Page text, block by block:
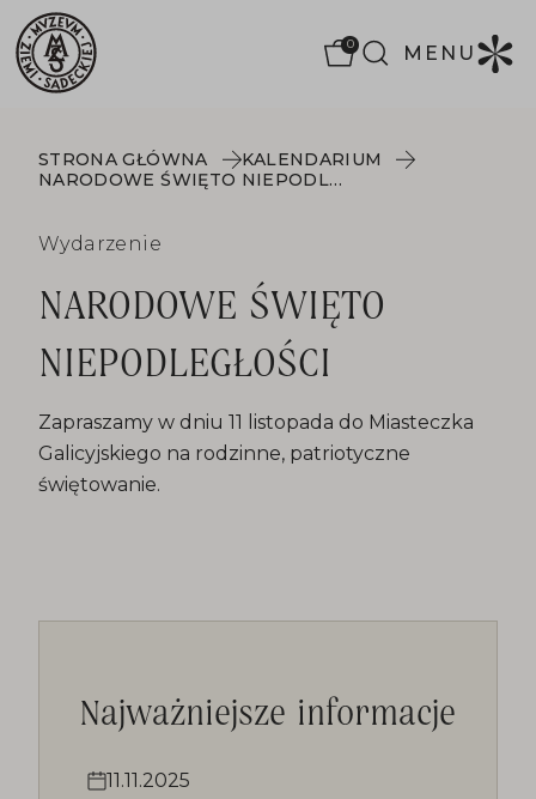
0 MENU
STRONA GŁÓWNA
KALENDARIUM
NARODOWE ŚWIĘTO NIEPODLEGŁOŚCI
Wydarzenie
NARODOWE ŚWIĘTO
NIEPODLEGŁOŚCI
Zapraszamy w dniu 11 listopada do Miasteczka
Galicyjskiego na rodzinne, patriotyczne
świętowanie.
Najważniejsze informacje
11.11.2025